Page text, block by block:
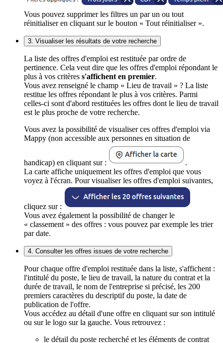
Vous pouvez supprimer les filtres un par un ou tout
réinitialiser en cliquant sur le bouton « Tout réinitialiser ».
3. Visualiser les résultats de votre recherche
La liste des offres d'emploi est restituée par ordre de
pertinence. Cela veut dire que les offres d'emploi répondant le
plus à vos critères s'affichent en premier.
Vous avez renseigné le champ « Lieu de travail » ? La liste
restitue les offres répondant le plus à vos critères. Parmi
celles-ci sont d'abord restituées les offres dont le lieu de travail
est le plus proche de votre recherche.
Vous avez la possibilité de visualiser ces offres d'emploi via
Mappy (non accessible aux personnes en situation de
handicap) en cliquant sur :
.
La carte affiche uniquement les offres d'emploi que vous
voyez à l'écran. Pour visualiser les offres d'emploi suivantes,
cliquez sur :
Vous avez également la possibilité de changer le
« classement » des offres : vous pouvez par exemple les trier
par date.
4. Consulter les offres issues de votre recherche
Pour chaque offre d'emploi restituée dans la liste, s'affichent :
l'intitulé du poste, le lieu de travail, la nature du contrat et la
durée de travail, le nom de l'entreprise si précisé, les 200
premiers caractères du descriptif du poste, la date de
publication de l'offre.
Vous accédez au détail d'une offre en cliquant sur son intitulé
ou sur le logo sur la gauche. Vous retrouvez :
le détail du poste recherché et les éléments de contrat